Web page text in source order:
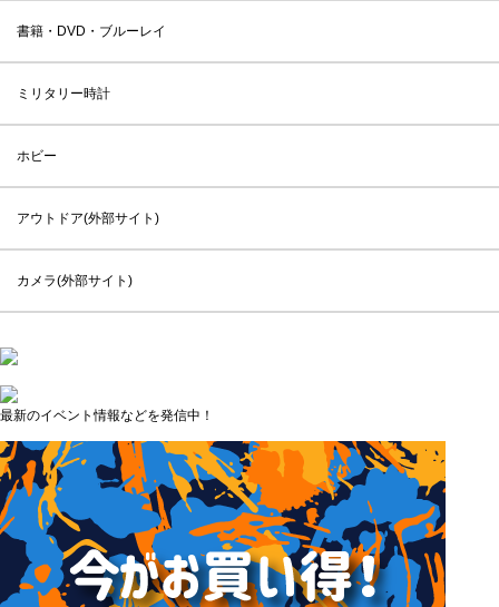
書籍・DVD・ブルーレイ
ミリタリー時計
ホビー
アウトドア(外部サイト)
カメラ(外部サイト)
最新のイベント情報などを発信中！